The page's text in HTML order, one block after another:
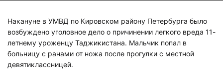
Накануне в УМВД по Кировском району Петербурга было
возбуждено уголовное дело о причинении легкого вреда 11-
летнему уроженцу Таджикистана. Мальчик попал в
больницу с ранами от ножа после прогулки с местной
девятиклассницей.